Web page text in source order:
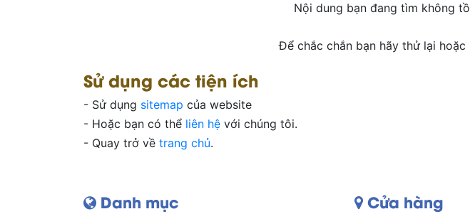
Nội dung bạn đang tìm không
Để chắc chắn bạn hãy thử lại
Sử dụng các tiện ích
- Sử dụng sitemap của website
- Hoặc bạn có thể liên hệ với chúng tôi.
- Quay trở về trang chủ.
Danh mục Cửa hàng